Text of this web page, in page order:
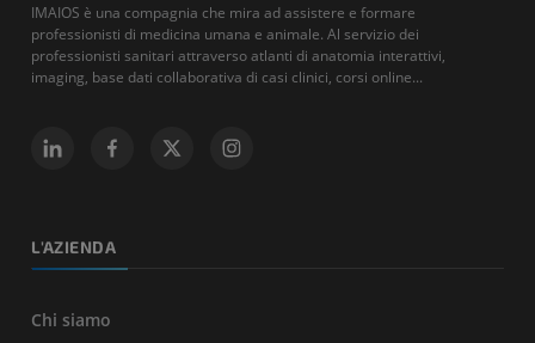
IMAIOS è una compagnia che mira ad assistere e formare
professionisti di medicina umana e animale. Al servizio dei
professionisti sanitari attraverso atlanti di anatomia interattivi,
imaging, base dati collaborativa di casi clinici, corsi online...
L'AZIENDA
Chi siamo